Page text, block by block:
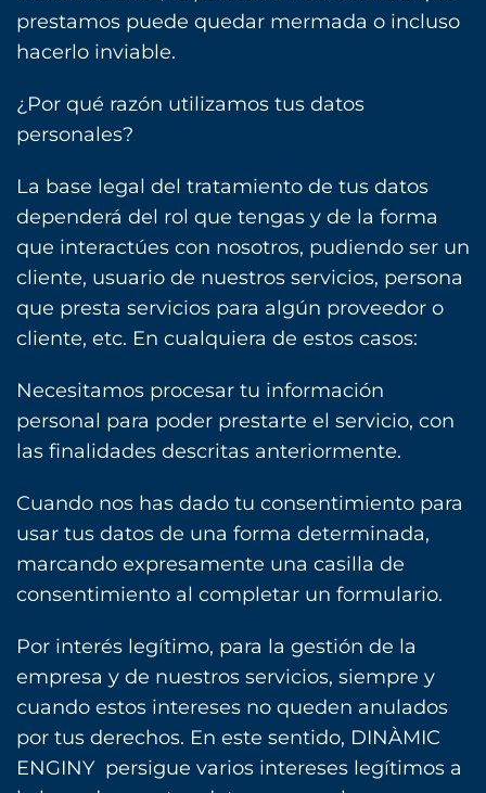
prestamos puede quedar mermada o incluso
hacerlo inviable.
¿Por qué razón utilizamos tus datos
personales?
La base legal del tratamiento de tus datos
dependerá del rol que tengas y de la forma
que interactúes con nosotros, pudiendo ser un
cliente, usuario de nuestros servicios, persona
que presta servicios para algún proveedor o
cliente, etc. En cualquiera de estos casos:
Necesitamos procesar tu información
personal para poder prestarte el servicio, con
las finalidades descritas anteriormente.
Cuando nos has dado tu consentimiento para
usar tus datos de una forma determinada,
marcando expresamente una casilla de
consentimiento al completar un formulario.
Por interés legítimo, para la gestión de la
empresa y de nuestros servicios, siempre y
cuando estos intereses no queden anulados
por tus derechos. En este sentido, DINÀMIC
ENGINY persigue varios intereses legítimos a